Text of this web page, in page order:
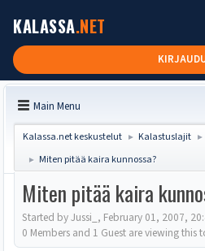
KALASSA.NET
Main Menu
Kalassa.net keskustelut ► Kalastuslajit ►
► Miten pitää kaira kunnossa?
Miten pitää kaira
Started by Jussi_, February 01, 2007,
0 Members and 1 Guest are viewing this